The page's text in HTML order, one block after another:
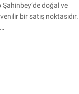
doğal ve
bir satış noktasıdır.